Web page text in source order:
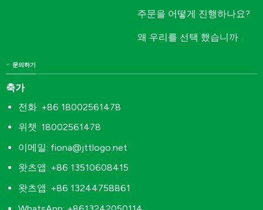
주문을 어떻게 진행하나요?
왜 우리를 선택 했습니까
문의하기
축가
전화: +86 18002561478
위챗: 18002561478
이메일: fiona@jttlogo.net
왓츠앱: +86 13510608415
왓츠앱: +86 13244758861